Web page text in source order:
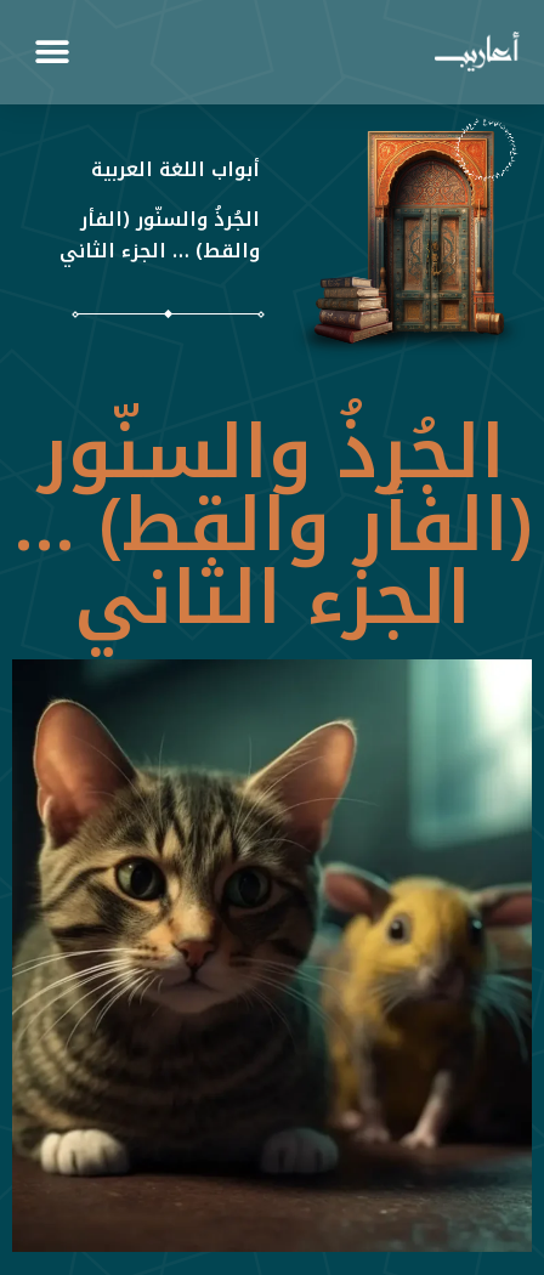
أبواب اللغة العربية
الجُرذُ والسنّور (الفأر
والقط) … الجزء الثاني
الجُرذُ والسنّور
(الفأر والقط) …
الجزء الثاني